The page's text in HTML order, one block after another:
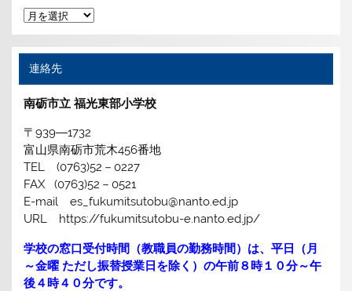
ア
ー
カ
イ
連絡先
南砺市立 福光東部小学校
〒939―1732
富山県南砺市荒木456番地
TEL (0763)52－0227
FAX (0763)52－0521
E-mail es_fukumitsutobu@nanto.ed.jp
URL https://fukumitsutobu-e.nanto.ed.jp/
学校の窓口受付時間（教職員の勤務時間）は、平日（月
～金曜 ただし振替授業日を除く）の午前８時１０分～午
後４時４０分です。